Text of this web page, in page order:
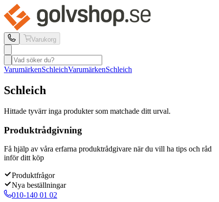
Varukorg
VarumärkenSchleichVarumärkenSchleich
Schleich
Hittade tyvärr inga produkter som matchade ditt urval.
Produktrådgivning
Få hjälp av våra erfarna produktrådgivare när du vill ha tips och råd
inför ditt köp
Produktfrågor
Nya beställningar
010-140 01 02